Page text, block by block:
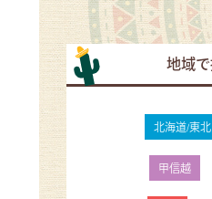
地域
北海道/東北
甲信越